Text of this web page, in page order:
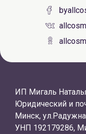
ИП Мигаль
Юридический и
Минск,
УНП 192179286,